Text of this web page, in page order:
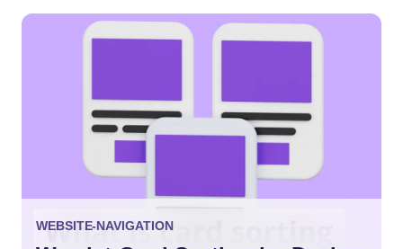
WEBSITE-NAVIGATION